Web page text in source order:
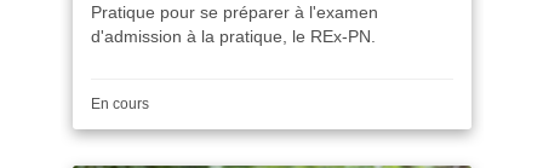
Pratique pour se préparer à l'examen
d'admission à la pratique, le REx-PN.
Durée
En cours